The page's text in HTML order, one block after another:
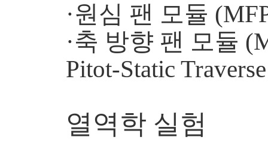
·원심 팬 모듈
·축 방향 팬 모듈
Pitot-Static
열역학 실험